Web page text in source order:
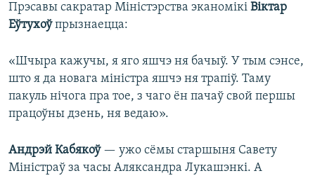
Прэсавы сакратар Міністэрства эканомікі Віктар
Еўтухоўпрызнаецца:
«Шчыра кажучы, я яго яшчэ ня бачыў. У тым сэнсе,
што я да новага міністра яшчэ ня трапіў. Таму
пакуль нічога пра тое, з чаго ён пачаў свой першы
працоўны дзень, ня ведаю».
Андрэй Кабякоў— ужо сёмы старшыня Савету
Міністраў за часы Аляксандра Лукашэнкі. А